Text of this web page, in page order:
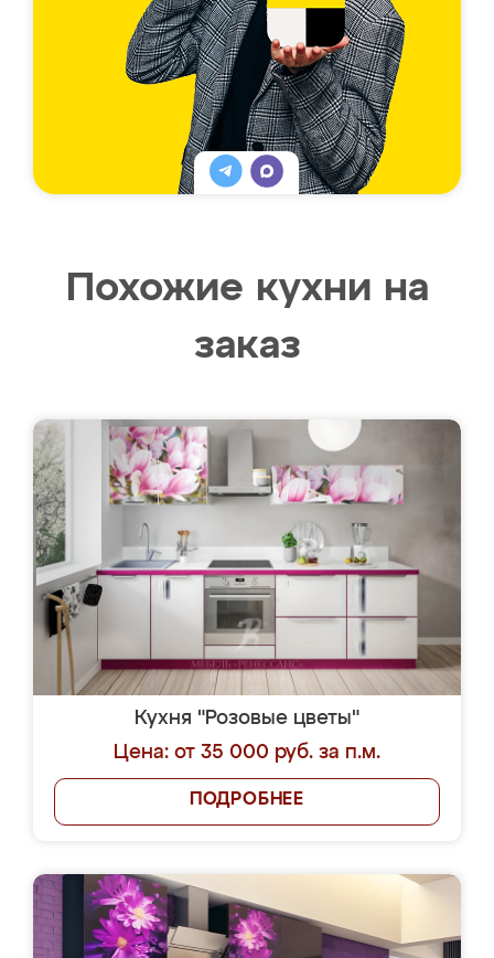
Похожие кухни на
заказ
Кухня "Розовые цветы"
Цена: от 35 000 руб. за п.м.
ПОДРОБНЕЕ